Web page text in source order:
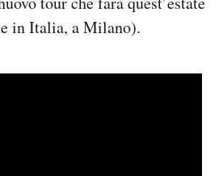
in Italia, a Milano).